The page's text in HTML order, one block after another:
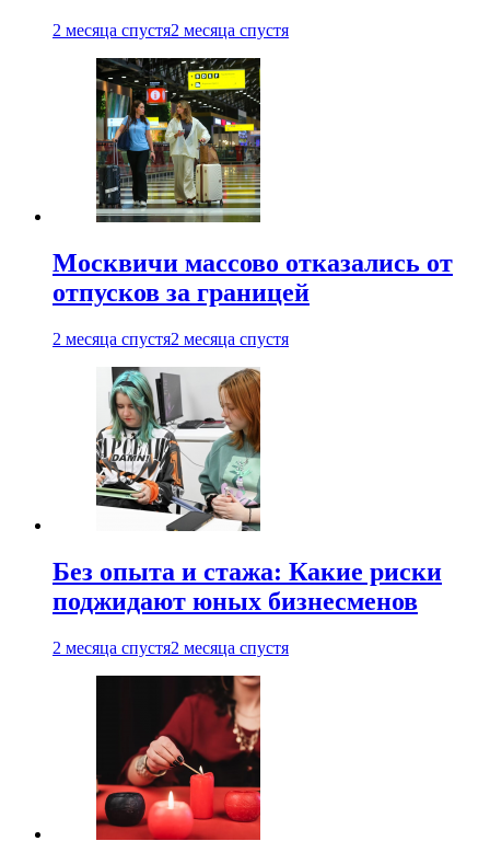
2 месяца спустя2 месяца спустя
Москвичи массово отказались от
отпусков за границей
2 месяца спустя2 месяца спустя
Без опыта и стажа: Какие риски
поджидают юных бизнесменов
2 месяца спустя2 месяца спустя